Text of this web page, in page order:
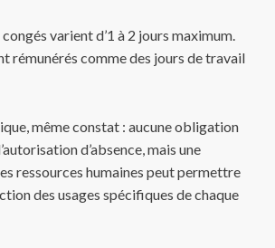
congés varient d’1 à 2 jours maximum.
rémunérés comme des jours de travail
même constat : aucune obligation
d’absence, mais une
ressources humaines peut permettre
des usages spécifiques de chaque